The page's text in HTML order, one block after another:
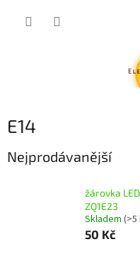
E14
Nejprodávanější
žárovka
ZQ1E23
Skladem (>5
50 Kč